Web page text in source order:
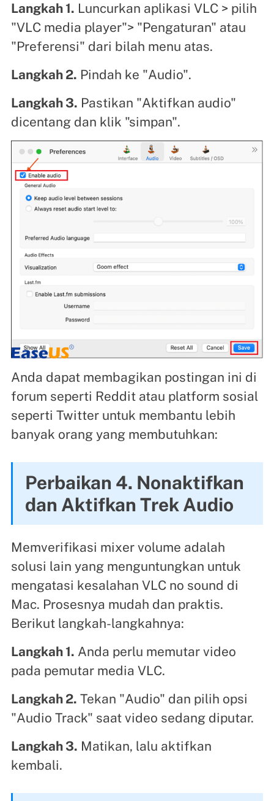
Langkah 1. Luncurkan aplikasi VLC > pilih
"VLC media player"> "Pengaturan" atau
"Preferensi" dari bilah menu atas.
Langkah 2. Pindah ke "Audio".
Langkah 3. Pastikan "Aktifkan audio"
dicentang dan klik "simpan".
Anda dapat membagikan postingan ini di
forum seperti Reddit atau platform sosial
seperti Twitter untuk membantu lebih
banyak orang yang membutuhkan:
Perbaikan 4. Nonaktifkan
dan Aktifkan Trek Audio
Memverifikasi mixer volume adalah
solusi lain yang menguntungkan untuk
mengatasi kesalahan VLC no sound di
Mac. Prosesnya mudah dan praktis.
Berikut langkah-langkahnya:
Langkah 1. Anda perlu memutar video
pada pemutar media VLC.
Langkah 2. Tekan "Audio" dan pilih opsi
"Audio Track" saat video sedang diputar.
Langkah 3. Matikan, lalu aktifkan
kembali.